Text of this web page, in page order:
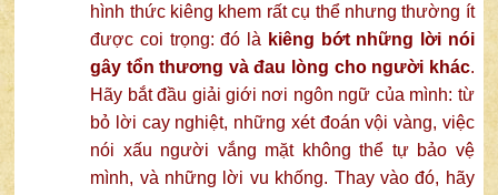
hình thức kiêng khem rất cụ thể nhưng thường ít
được coi trọng: đó là kiêng bớt những lời nói
gây tổn thương và đau lòng cho người khác.
Hãy bắt đầu giải giới nơi ngôn ngữ của mình: từ
bỏ lời cay nghiệt, những xét đoán vội vàng, việc
nói xấu người vắng mặt không thể tự bảo vệ
mình, và những lời vu khống. Thay vào đó, hãy